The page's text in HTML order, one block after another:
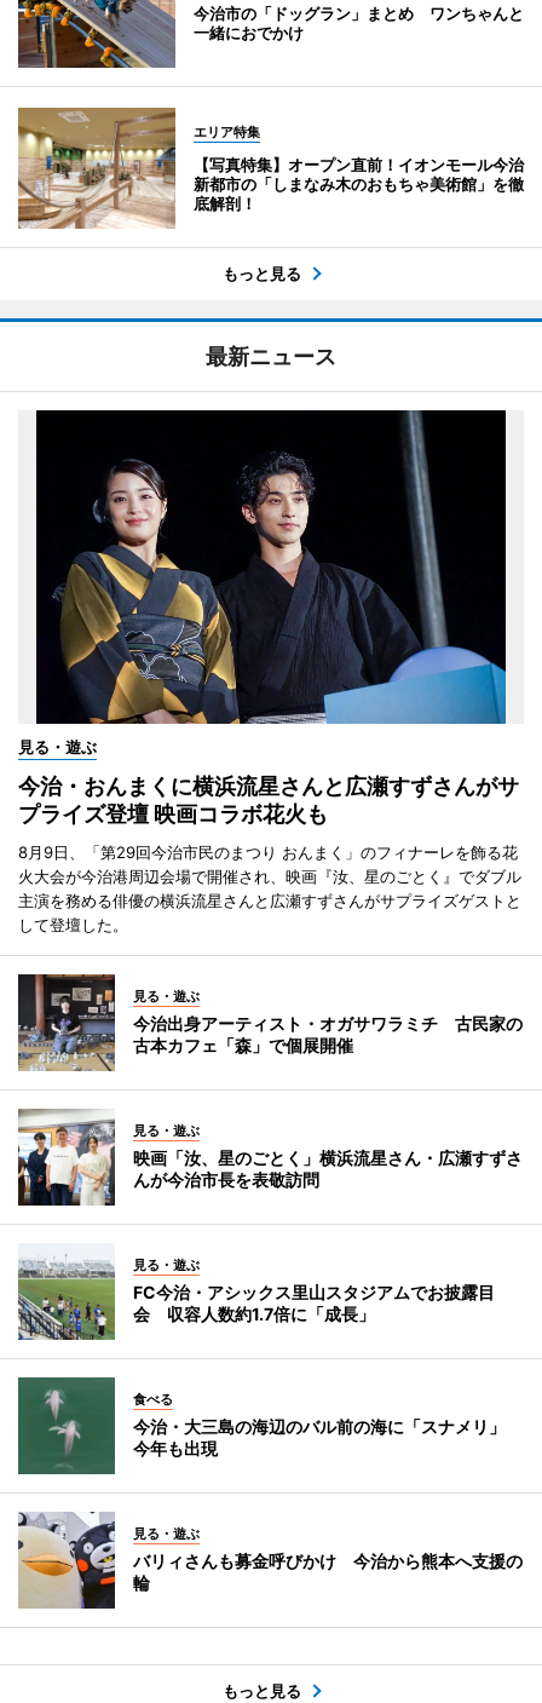
今治市の「ドッグラン」まとめ ワンちゃんと
一緒におでかけ
エリア特集
【写真特集】オープン直前！イオンモール今治
新都市の「しまなみ木のおもちゃ美術館」を徹
底解剖！
もっと見る
最新ニュース
見る・遊ぶ
今治・おんまくに横浜流星さんと広瀬すずさんがサ
プライズ登壇 映画コラボ花火も
8月9日、「第29回今治市民のまつり おんまく」のフィナーレを飾る花
火大会が今治港周辺会場で開催され、映画『汝、星のごとく』でダブル
主演を務める俳優の横浜流星さんと広瀬すずさんがサプライズゲストと
して登壇した。
見る・遊ぶ
今治出身アーティスト・オガサワラミチ 古民家の
古本カフェ「森」で個展開催
見る・遊ぶ
映画「汝、星のごとく」横浜流星さん・広瀬すずさ
んが今治市長を表敬訪問
見る・遊ぶ
FC今治・アシックス里山スタジアムでお披露目
会 収容人数約1.7倍に「成長」
食べる
今治・大三島の海辺のバル前の海に「スナメリ」
今年も出現
見る・遊ぶ
バリィさんも募金呼びかけ 今治から熊本へ支援の
輪
もっと見る